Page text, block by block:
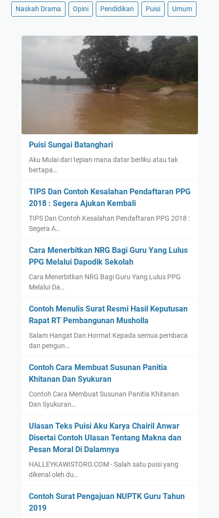
Naskah Drama Opini Pendidikan Puisi Umum
Puisi Sungai Batanghari
Aku Mulai dari tepian mana datar berliku atau tak
bertapa…
TIPS Dan Contoh Kesalahan Pendaftaran PPG
2018 : Segera Ajukan Kembali
TIPS Dan Contoh Kesalahan Pendaftaran PPG 2018 :
Segera A…
Cara Menerbitkan NRG Bagi Guru Yang Lulus
PPG Melalui Dapodik Sekolah
Cara Menerbitkan NRG Bagi Guru Yang Lulus PPG
Melalui Da…
Contoh Menulis Surat Resmi Hasil Keputusan
Rapat RT Pembangunan Musholla
Salam Hangat Dan Hormat Kepada semua pembaca
dan pengun…
Contoh Cara Membuat Susunan Panitia
Khitanan Dan Syukuran
Contoh Cara Membuat Susunan Panitia Khitanan
Dan Syukuran…
Ulasan Teks Puisi Aku Karya Chairil Anwar
Disertai Contoh Ulasan Tentang Makna dan
Pesan Moral Di Dalamnya
HALLEYKAWISTORO.COM - Salah satu puisi yang
dikenal oleh du…
Contoh Surat Pengajuan NUPTK Guru Tahun
2019